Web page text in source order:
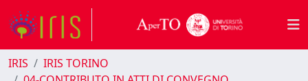
IRIS
IRIS TORINO